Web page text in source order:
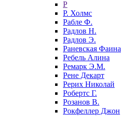
Р
Р. Холмс
Рабле Ф.
Радлов Н.
Радлов Э.
Раневская Фаина
Ребель Алина
Ремарк Э.М.
Рене Декарт
Рерих Николай
Робертс Г.
Розанов В.
Рокфеллер Джон